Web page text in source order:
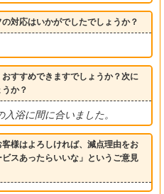
対応はいかがでしたでしょうか？
すすめできますでしょうか？次に
か？
浴に間に合いました。
様はよろしければ、減点理由をお
スあったらいいな」というご意見